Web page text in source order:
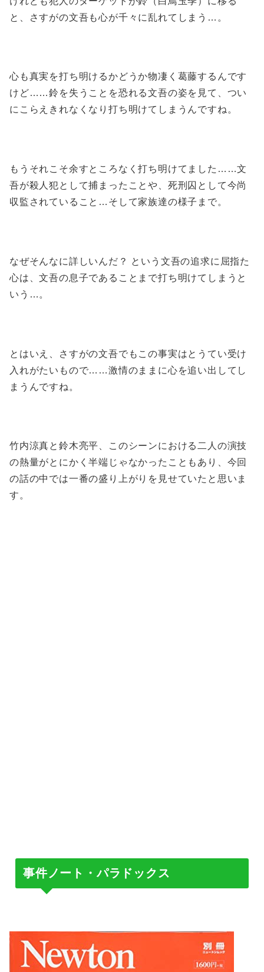
と、さすがの文吾も心が千々に乱れてしまう…。
心も真実を打ち明けるかどうか物凄く葛藤するんです
けど……鈴を失うことを恐れる文吾の姿を見て、つい
にこらえきれなくなり打ち明けてしまうんですね。
もうそれこそ余すところなく打ち明けてました……文
吾が殺人犯として捕まったことや、死刑囚として今尚
収監されていること…そして家族達の様子まで。
なぜそんなに詳しいんだ？ という文吾の追求に屈指た
心は、文吾の息子であることまで打ち明けてしまうと
いう…。
とはいえ、さすがの文吾でもこの事実はとうてい受け
入れがたいもので……激情のままに心を追い出してし
まうんですね。
竹内涼真と鈴木亮平、このシーンにおける二人の演技
の熱量がとにかく半端じゃなかったこともあり、今回
の話の中では一番の盛り上がりを見せていたと思いま
す。
事件ノート・パラドックス